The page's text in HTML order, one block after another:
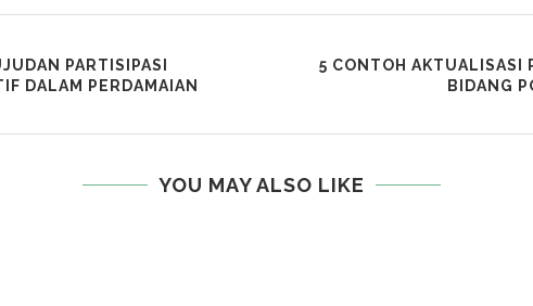
PARTISIPASI
DALAM PERDAMAIAN
5 CONTOH AKTUALISASI
BIDANG
YOU MAY ALSO LIKE